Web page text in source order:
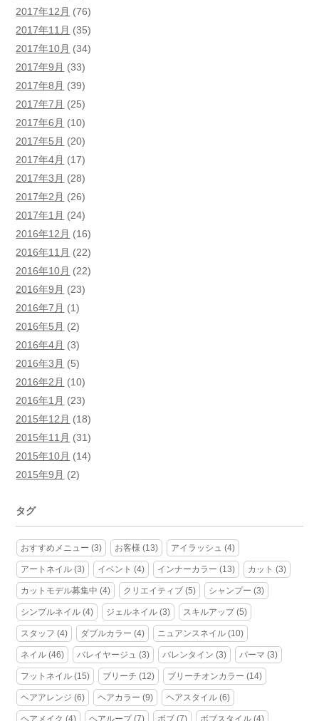
2017年12月 (76)
2017年11月 (35)
2017年10月 (34)
2017年9月 (33)
2017年8月 (39)
2017年7月 (25)
2017年6月 (10)
2017年5月 (20)
2017年4月 (17)
2017年3月 (28)
2017年2月 (26)
2017年1月 (24)
2016年12月 (16)
2016年11月 (22)
2016年10月 (22)
2016年9月 (23)
2016年7月 (1)
2016年5月 (2)
2016年4月 (3)
2016年3月 (5)
2016年2月 (10)
2016年1月 (23)
2015年12月 (18)
2015年11月 (31)
2015年10月 (14)
2015年9月 (2)
タグ
おすすめメニュー (3) お客様 (13) アイラッシュ (4)
アートネイル (3) イベント (4) インナーカラー (13) カット (3)
カットモデル募集中 (4) クリエイティブ (5) シャンプー (3)
シンプルネイル (4) ジェルネイル (3) スキルアップ(5)
スタッフ (4) ダブルカラー (4) ニュアンスネイル (10)
ネイル (46) バレイヤージュ (3) バレンタイン (3) パーマ (3)
フットネイル (15) ブリーチ (12) ブリーチオンカラー (14)
ヘアアレンジ (6) ヘアカラー (9) ヘアスタイル (6)
ヘアメイク (4) ヘアループ(7) ボブ (7) ボブスタイル (4)